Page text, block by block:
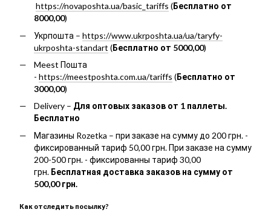
https://novaposhta.ua/basic_tariffs (Бесплатно от
8000,00)
Укрпошта – https://www.ukrposhta.ua/ua/taryfy-
ukrposhta-standart (Бесплатно от 5000,00)
Meest Пошта
- https://meestposhta.com.ua/tariffs (Бесплатно от
3000,00)
Delivery – Для оптовых заказов от 1 паллеты.
Бесплатно
Магазины Rozetka – при заказе на сумму до 200 грн. -
фиксированный тариф 50,00 грн. При заказе на сумму
200-500 грн. - фиксированны тариф 30,00
грн. Бесплатная доставка заказов на сумму от
500,00 грн.
Как отследить посылку?